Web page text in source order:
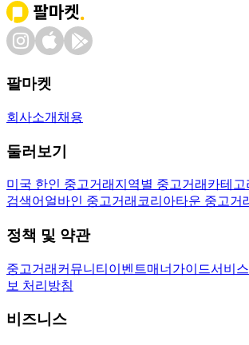
팔마켓
회사소개 채용
둘러보기
미국 한인 중고거래 지역별 중고거래 카테고
검색어 얼바인 중고거래 코리아타운 중고거
정책 및 약관
중고거래 커뮤니티 이벤트매너가이드서비
보 처리방침
비즈니스